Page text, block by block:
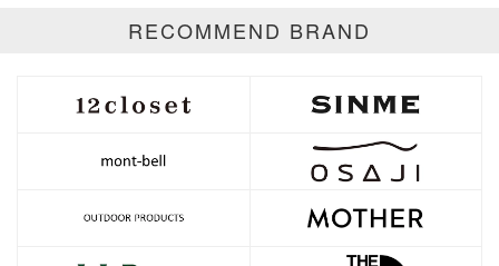
RECOMMEND BRAND